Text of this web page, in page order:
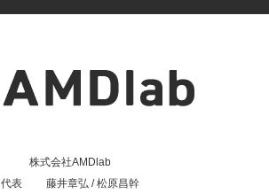
株式会社AMDlab
代表 藤井章弘 / 松原昌幹